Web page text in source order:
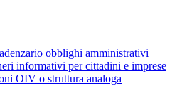
obblighi amministrativi
informativi per cittadini e imprese
OIV o struttura analoga